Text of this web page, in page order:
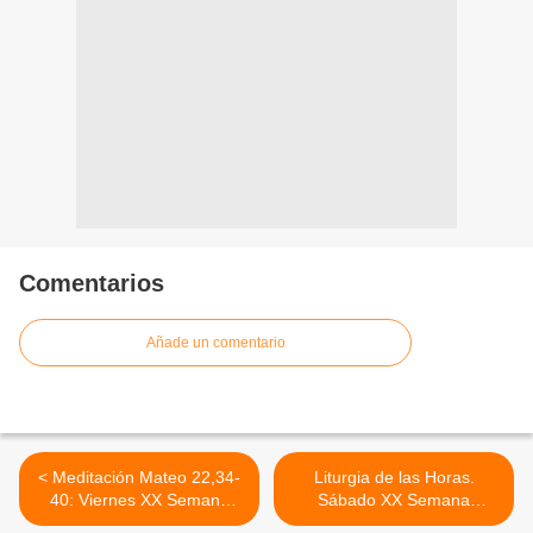
Comentarios
Añade un comentario
< Meditación Mateo 22,34-
40: Viernes XX Semana
Tiempo Ordinario, Ciclo C.
Liturgia de las Horas.
Sábado XX Semana
Tiempo Ordinario. Ciclo C.